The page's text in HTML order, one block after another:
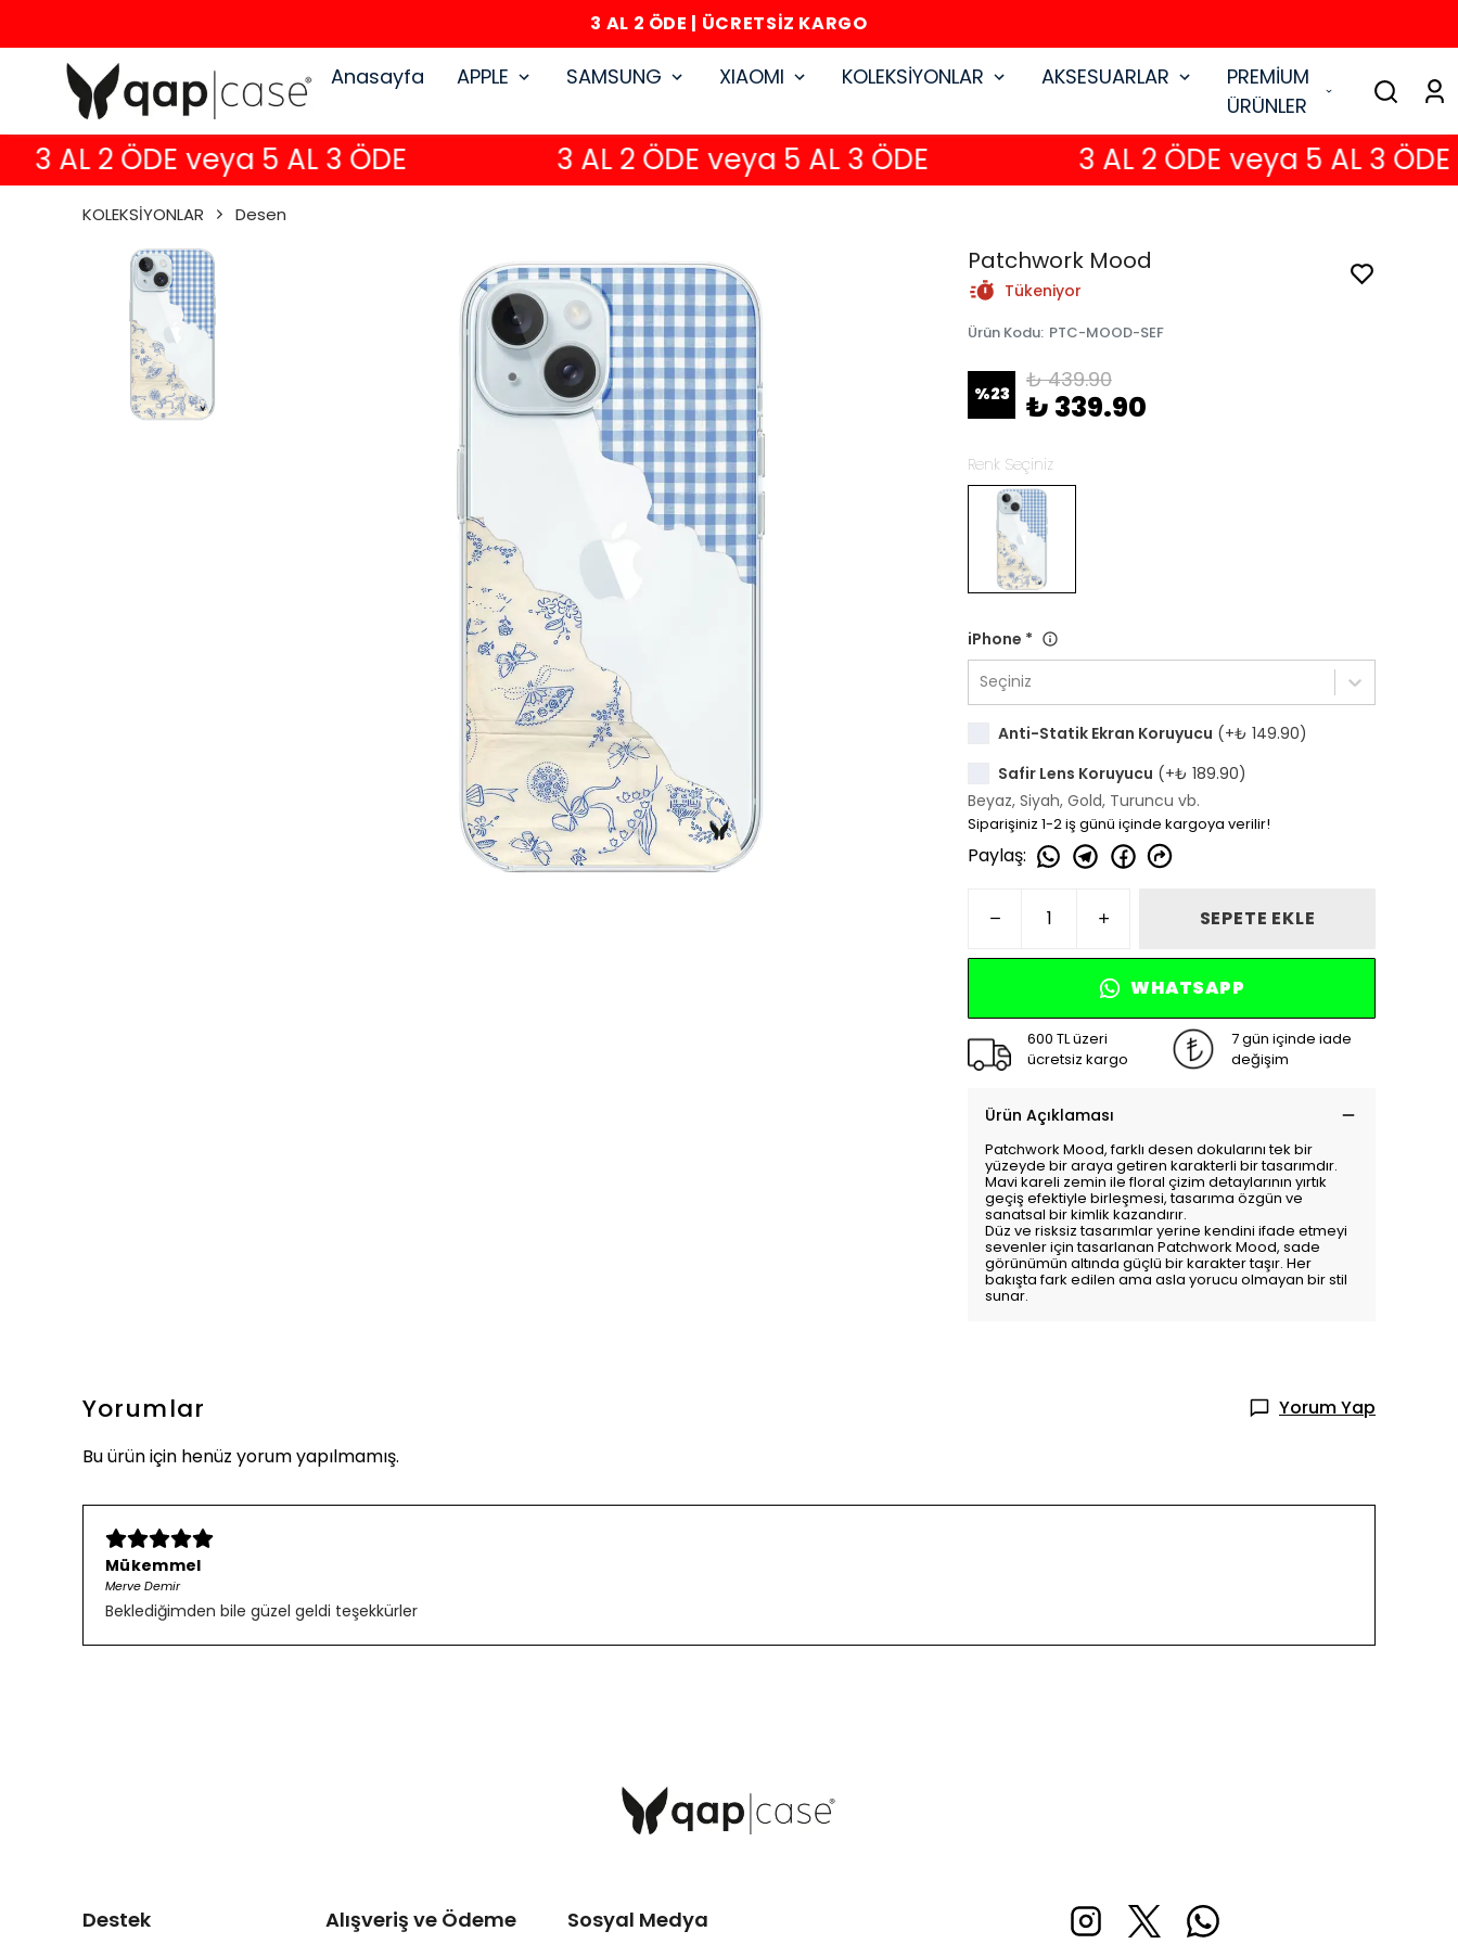
3 AL 2 ÖDE | ÜCRETSİZ KARGO
Anasayfa APPLE SAMSUNG XIAOMI KOLEKSİYONLAR AKSESUARLAR
PREMİUM
ÜRÜNLER
3 AL 2 ÖDE veya 5 AL 3 ÖDE 3 AL 2 ÖDE veya 5 AL 3 ÖDE 3 AL 2 ÖDE veya 5 AL 3 ÖDE
KOLEKSİYONLAR Desen
Patchwork Mood
Tükeniyor
Ürün Kodu: PTC-MOOD-SEF
%23
₺ 439.90
₺ 339.90
Renk Seçiniz
iPhone *
Seçiniz
Anti-Statik Ekran Koruyucu (+₺ 149.90)
Safir Lens Koruyucu (+₺ 189.90)
Beyaz, Siyah, Gold, Turuncu vb.
Siparişiniz 1-2 iş günü içinde kargoya verilir!
Paylaş:
SEPETE EKLE
WHATSAPP
600 TL üzeri
ücretsiz kargo
7 gün içinde iade
değişim
Ürün Açıklaması
Patchwork Mood, farklı desen dokularını tek bir
yüzeyde bir araya getiren karakterli bir tasarımdır.
Mavi kareli zemin ile floral çizim detaylarının yırtık
geçiş efektiyle birleşmesi, tasarıma özgün ve
sanatsal bir kimlik kazandırır.
Düz ve risksiz tasarımlar yerine kendini ifade etmeyi
sevenler için tasarlanan Patchwork Mood, sade
görünümün altında güçlü bir karakter taşır. Her
bakışta fark edilen ama asla yorucu olmayan bir stil
sunar.
Yorumlar
Yorum Yap
Bu ürün için henüz yorum yapılmamış.
Mükemmel
Merve Demir
Beklediğimden bile güzel geldi teşekkürler
Destek Alışveriş ve Ödeme Sosyal Medya